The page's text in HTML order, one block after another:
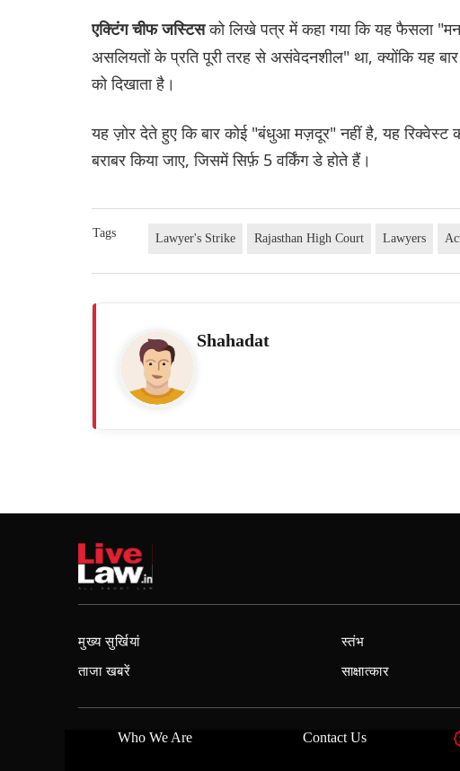
एक्टिंग चीफ जस्टिसको लिखे पत्र में कहा गया कि यह फैसला
असलियतों के प्रति पूरी तरह से असंवेदनशील" था, क्योंकि यह
को दिखाता है।
यह ज़ोर देते हुए कि बार कोई "बंधुआ मज़दूर" नहीं है, यह
बराबर किया जाए, जिसमें सिर्फ़ 5 वर्किंग डे होते हैं।
Tags Lawyer's Strike Rajasthan High Court Lawyers
Shahadat
मुख्य सुर्खियां
ताजा खबरें
स्तंभ
साक्षात्कार
Who We Are Contact Us